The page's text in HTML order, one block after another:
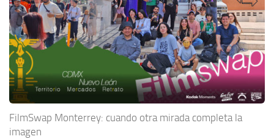
FilmSwap Monterrey: cuando otra mirada completa la
imagen